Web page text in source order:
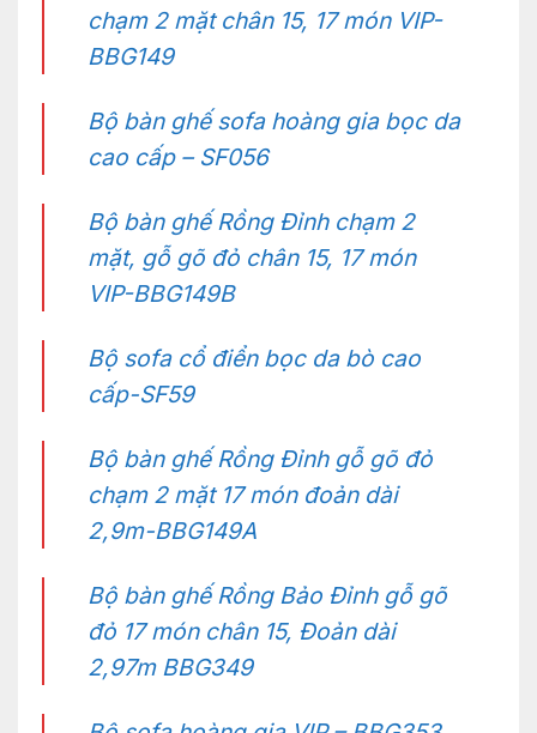
chạm 2 mặt chân 15, 17 món VIP-
BBG149
Bộ bàn ghế sofa hoàng gia bọc da
cao cấp – SF056
Bộ bàn ghế Rồng Đỉnh chạm 2
mặt, gỗ gõ đỏ chân 15, 17 món
VIP-BBG149B
Bộ sofa cổ điển bọc da bò cao
cấp-SF59
Bộ bàn ghế Rồng Đỉnh gỗ gõ đỏ
chạm 2 mặt 17 món đoản dài
2,9m-BBG149A
Bộ bàn ghế Rồng Bảo Đỉnh gỗ gõ
đỏ 17 món chân 15, Đoản dài
2,97m BBG349